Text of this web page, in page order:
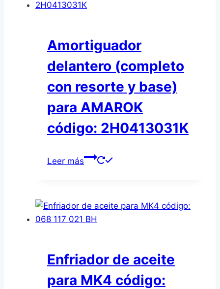
Amortiguador
delantero (completo
con resorte y base)
para AMAROK
código: 2H0413031K
Leer más
Enfriador de aceite
para MK4 código: